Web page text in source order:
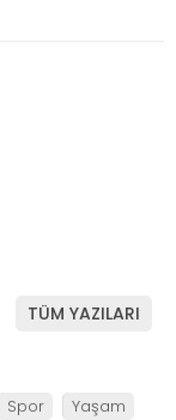
TÜM YAZILARI
Spor Yaşam